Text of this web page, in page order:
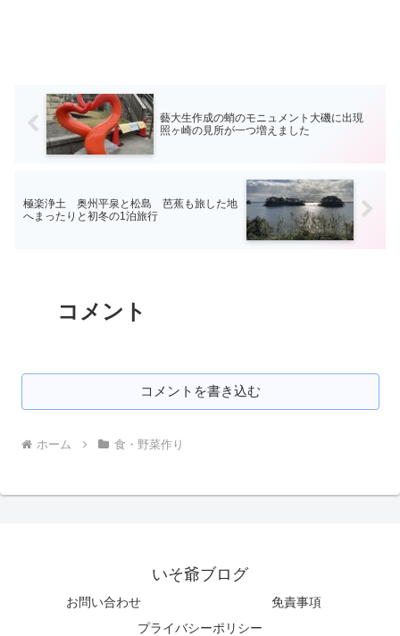
藝大生作成の蛸のモニュメント大磯に出現
照ヶ崎の見所が一つ増えました
極楽浄土 奥州平泉と松島 芭蕉も旅した地
へまったりと初冬の1泊旅行
コメント
コメントを書き込む
ホーム 食・野菜作り
いそ爺ブログ
お問い合わせ
免責事項
プライバシーポリシー